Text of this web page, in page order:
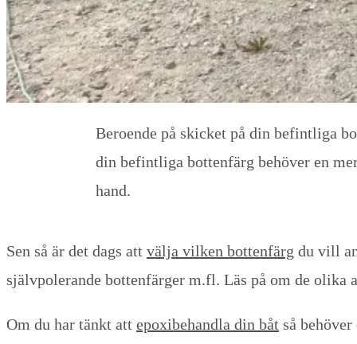
Beroende på skicket på din befintliga
din befintliga bottenfärg behöver en
hand.
Sen så är det dags att välja vilken bottenfärg du vill
självpolerande bottenfärger m.fl. Läs på om de olika
Om du har tänkt att epoxibehandla din båt så